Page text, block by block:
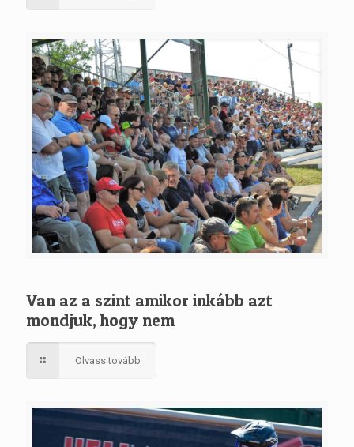
Van az a szint amikor inkább azt
mondjuk, hogy nem
Olvass tovább